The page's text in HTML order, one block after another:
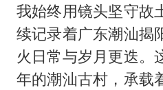
我始终用镜头坚守故
续记录着广东潮汕揭
火日常与岁月更迭。
年的潮汕古村，承载